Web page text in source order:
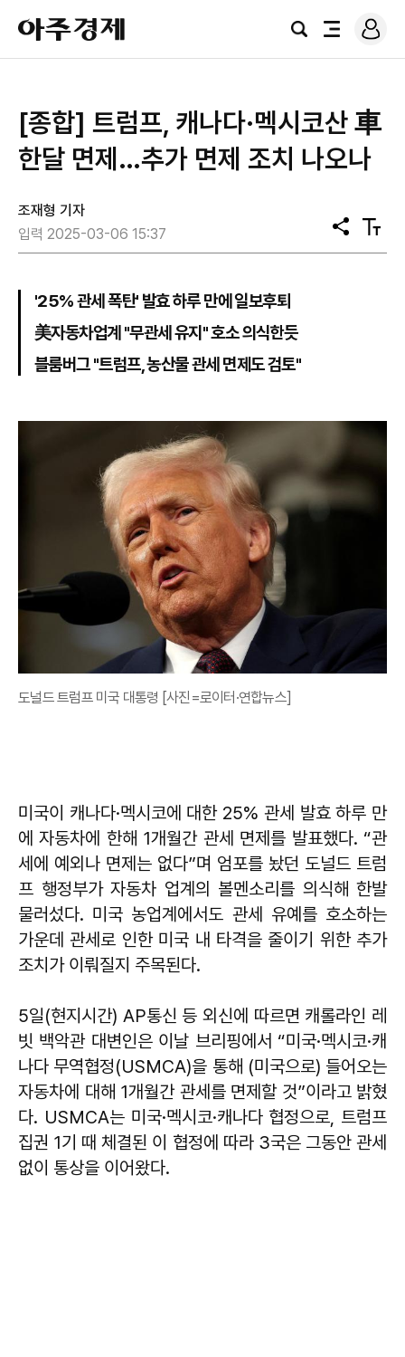
아
주
경
검
전
로
그
[종합] 트럼프, 캐나다·멕시코산 車
한달 면제…추가 면제 조치 나오나
조재형 기자
입력 2025-03-06 15:37
공
유
텍
스
'25% 관세 폭탄' 발효 하루 만에 일보후퇴
美자동차업계 "무관세 유지" 호소 의식한듯
블룸버그 "트럼프, 농산물 관세 면제도 검토"
도널드 트럼프 미국 대통령 [사진=로이터·연합뉴스]
미국이 캐나다·멕시코에 대한 25% 관세 발효 하루 만
에 자동차에 한해 1개월간 관세 면제를 발표했다. “관
세에 예외나 면제는 없다”며 엄포를 놨던 도널드 트럼
프 행정부가 자동차 업계의 볼멘소리를 의식해 한발
물러섰다. 미국 농업계에서도 관세 유예를 호소하는
가운데 관세로 인한 미국 내 타격을 줄이기 위한 추가
조치가 이뤄질지 주목된다.
5일(현지시간) AP통신 등 외신에 따르면 캐롤라인 레
빗 백악관 대변인은 이날 브리핑에서 “미국·멕시코·캐
나다 무역협정(USMCA)을 통해 (미국으로) 들어오는
자동차에 대해 1개월간 관세를 면제할 것”이라고 밝혔
다. USMCA는 미국·멕시코·캐나다 협정으로, 트럼프
집권 1기 때 체결된 이 협정에 따라 3국은 그동안 관세
없이 통상을 이어왔다.